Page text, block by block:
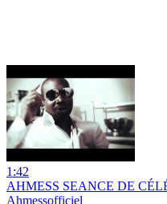
1:42
AHMESS SEANCE DE
Ahmessofficiel